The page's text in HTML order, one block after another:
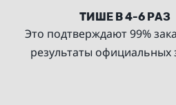
ТИШЕ В 4-6 РАЗ
Это подтверждают 99%
результаты официальных